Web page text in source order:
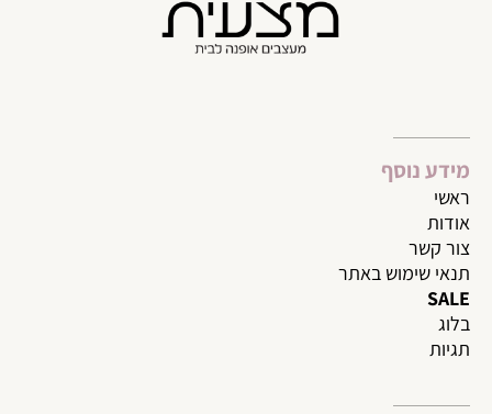
מידע נוסף
ראשי
אודות
צור קשר
תנאי שימוש באתר
SALE
בלוג
תגיות